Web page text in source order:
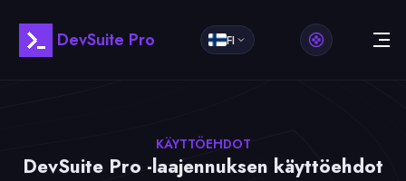
DevSuite Pro FI
KÄYTTÖEHDOT
DevSuite Pro -laajennuksen käyttöehdot